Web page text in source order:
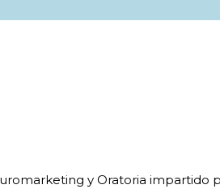
y Oratoria impartido